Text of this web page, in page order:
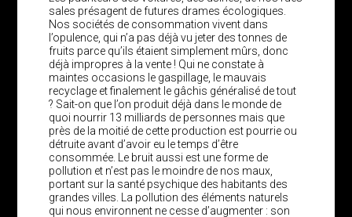
sales présagent de futures drames écologiques.
Nos sociétés de consommation vivent dans
l’opulence, qui n’a pas déjà vu jeter des tonnes de
fruits parce qu’ils étaient simplement mûrs, donc
déjà impropres à la vente ! Qui ne constate à
maintes occasions le gaspillage, le mauvais
recyclage et finalement le gâchis généralisé de tout
? Sait-on que l’on produit déjà dans le monde de
quoi nourrir 13 milliards de personnes mais que
près de la moitié de cette production est pourrie ou
détruite avant d’avoir eu le temps d’être
consommée. Le bruit aussi est une forme de
pollution et n’est pas le moindre de nos maux,
portant sur la santé psychique des habitants des
grandes villes. La pollution des éléments naturels
qui nous environnent ne cesse d’augmenter : son